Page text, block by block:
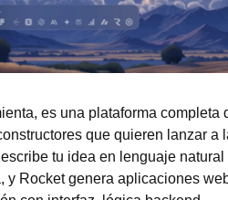
que quieren lanzar a
tu idea en lenguaje natural
y Rocket genera aplicaciones